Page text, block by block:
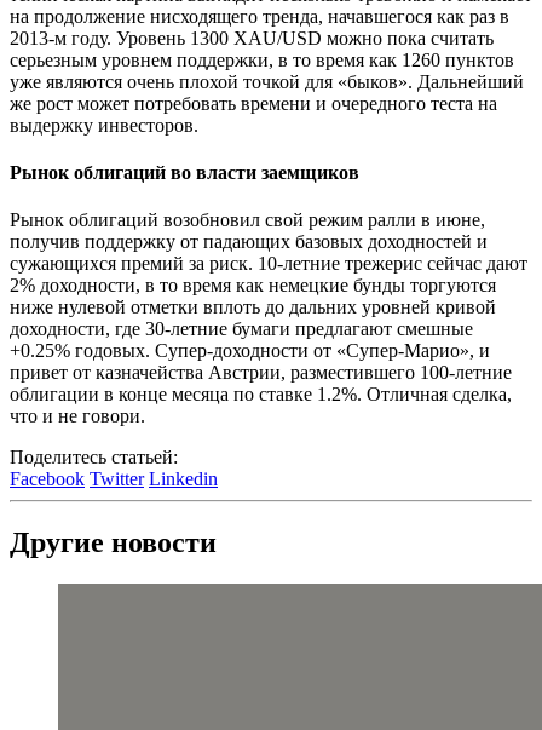
на продолжение нисходящего тренда, начавшегося как раз в
2013-м году. Уровень 1300 XAU/USD можно пока считать
серьезным уровнем поддержки, в то время как 1260 пунктов
уже являются очень плохой точкой для «быков». Дальнейший
же рост может потребовать времени и очередного теста на
выдержку инвесторов.
Рынок облигаций во власти заемщиков
Рынок облигаций возобновил свой режим ралли в июне,
получив поддержку от падающих базовых доходностей и
сужающихся премий за риск. 10-летние трежерис сейчас дают
2% доходности, в то время как немецкие бунды торгуются
ниже нулевой отметки вплоть до дальних уровней кривой
доходности, где 30-летние бумаги предлагают смешные
+0.25% годовых. Супер-доходности от «Супер-Марио», и
привет от казначейства Австрии, разместившего 100-летние
облигации в конце месяца по ставке 1.2%. Отличная сделка,
что и не говори.
Поделитесь статьей:
Facebook Twitter Linkedin
Другие новости